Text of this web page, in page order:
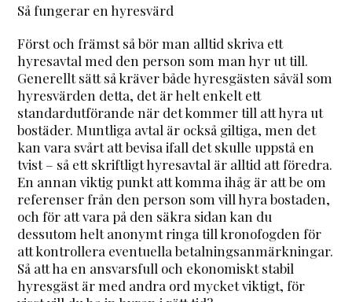
Så fungerar en hyresvärd
Först och främst så bör man alltid skriva ett
hyresavtal med den person som man hyr ut till.
Generellt sätt så kräver både hyresgästen såväl som
hyresvärden detta, det är helt enkelt ett
standardutförande när det kommer till att hyra ut
bostäder. Muntliga avtal är också giltiga, men det
kan vara svårt att bevisa ifall det skulle uppstå en
tvist – så ett skriftligt hyresavtal är alltid att föredra.
En annan viktig punkt att komma ihåg är att be om
referenser från den person som vill hyra bostaden,
och för att vara på den säkra sidan kan du
dessutom helt anonymt ringa till kronofogden för
att kontrollera eventuella betalningsanmärkningar.
Så att ha en ansvarsfull och ekonomiskt stabil
hyresgäst är med andra ord mycket viktigt, för